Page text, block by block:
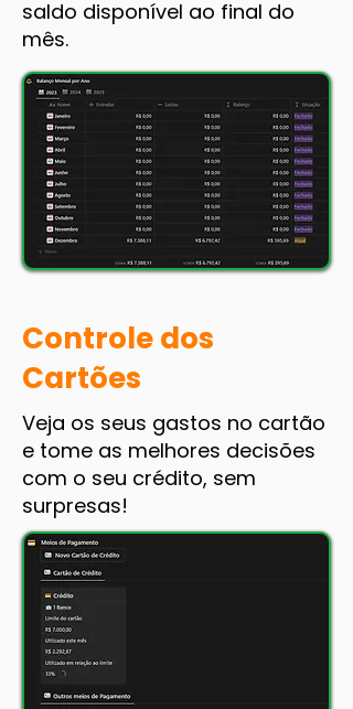
saldo disponível ao final do
mês.
Controle dos
Cartões
Veja os seus gastos no cartão
e tome as melhores decisões
com o seu crédito, sem
surpresas!